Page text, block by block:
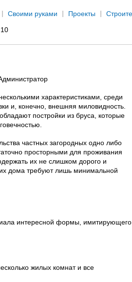
Своими руками Проекты
характеристиками, среди
и, конечно, внешняя миловидность.
постройки из бруса, которые
частных загородных одно либо
просторными для проживания
их не слишком дорого и
дома требуют лишь минимальной
интересной формы, имитирующего
жилых комнат и все